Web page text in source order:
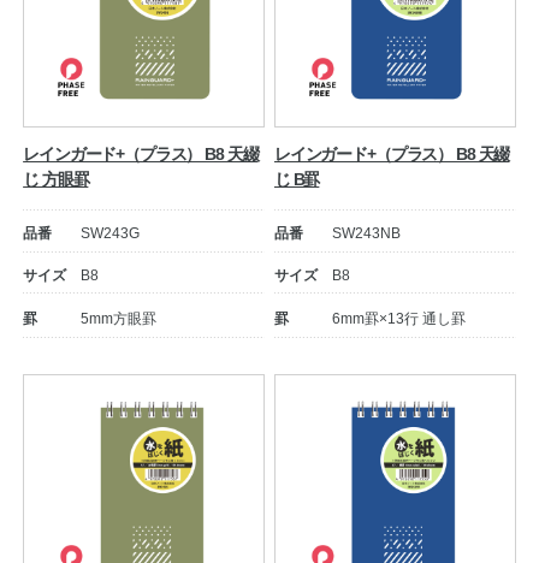
レインガード+（プラス） B8 天綴
じ 方眼罫
品番 SW243G
サイズ B8
罫 5mm方眼罫
レインガード+（プラス） B8 天綴
じ B罫
品番 SW243NB
サイズ B8
罫 6mm罫×13行 通し罫